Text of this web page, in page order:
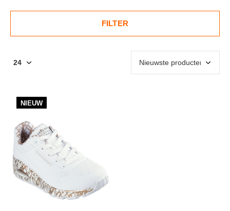
FILTER
NIEUW